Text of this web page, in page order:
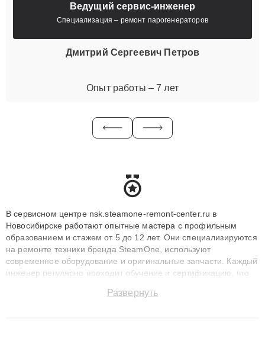
Ведущий сервис-инженер
Специализация – ремонт парогенераторов
Дмитрий Сергеевич Петров
Опыт работы – 7 лет
В сервисном центре nsk.steamone-remont-center.ru в
Новосибирске работают опытные мастера с профильным
образованием и стажем от 5 до 12 лет. Они специализируются
на ремонте техники бренда SteamOne, используют
современное оборудование и оригинальные запчасти. Каждый
инженер регулярно проходит обучение и сертификацию, что
восстанавливать технику с сохранением гарантии до 3 лет.
Развернуть